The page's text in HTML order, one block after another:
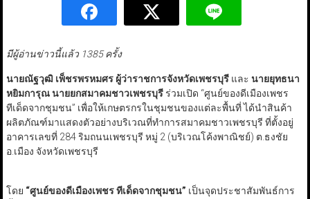
มีผู้อ่านข่าวนี้แล้ว 1385 ครั้ง
นายณัฐวุฒิ เพ็ชรพรหมศร ผู้ว่าราชการจังหวัดเพชรบุรีและ นายยุทธนา
หยิมการุณ นายยกสมาคมชาวเพชรบุรีร่วมเปิด “ศูนย์ของดีเมืองเพชร
ทีเด็ดจากชุมชน” เพื่อให้เกษตรกรในชุมชนของแต่ละพื้นที่ ได้นำสินค้า
ผลิตภัณฑ์มาแสดงตัวอย่างบริเวณที่ทำการสมาคมชาวเพชรบุรี ที่ตั้งอยู่
อาคารเลขที่ 284 ริมถนนเพชรบุรี หมู่ 2 (บริเวณโค้งพาณิชย์) ต.ธงชัย
อ.เมือง จังหวัดเพชรบุรี
โดย “ศูนย์ของดีเมืองเพชร ทีเด็ดจากชุมชน” เป็นจุดประชาสัมพันธ์การ